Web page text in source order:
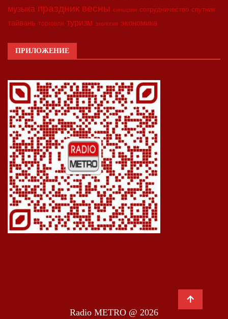
музыка праздник весны синьцзян сотрудничество спутник
тайвань торговля туризм экология экономика
ПРИЛОЖЕНИЕ
Radio METRO @ 2026